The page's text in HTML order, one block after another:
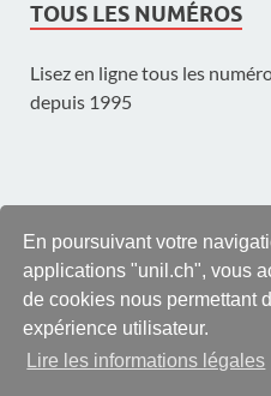
En poursuivant votre
applications "unil.ch", vous
de cookies nous permettant
expérience utilisateur.
Lire les informations légales
TOUS LES NUMÉROS
Lisez en ligne tous les
depuis 1995